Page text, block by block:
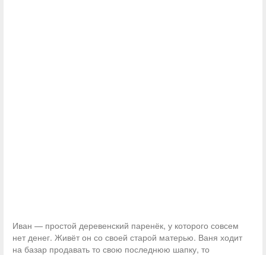
Иван — простой деревенский паренёк, у которого совсем
нет денег. Живёт он со своей старой матерью. Ваня ходит
на базар продавать то свою последнюю шапку, то